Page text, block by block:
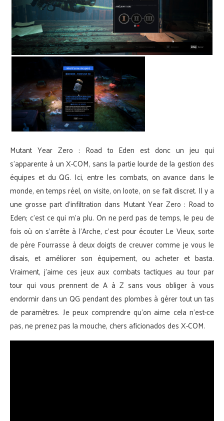
Mutant Year Zero : Road to Eden est donc un jeu qui
s’apparente à un X-COM, sans la partie lourde de la gestion des
équipes et du QG. Ici, entre les combats, on avance dans le
monde, en temps réel, on visite, on loote, on se fait discret. Il y a
une grosse part d’infiltration dans Mutant Year Zero : Road to
Eden; c’est ce qui m’a plu. On ne perd pas de temps, le peu de
fois où on s’arrête à l’Arche, c’est pour écouter Le Vieux, sorte
de père Fourrasse à deux doigts de creuver comme je vous le
disais, et améliorer son équipement, ou acheter et basta.
Vraiment, j’aime ces jeux aux combats tactiques au tour par
tour qui vous prennent de A à Z sans vous obliger à vous
endormir dans un QG pendant des plombes à gérer tout un tas
de paramètres. Je peux comprendre qu’on aime cela n’est-ce
pas, ne prenez pas la mouche, chers aficionados des X-COM.